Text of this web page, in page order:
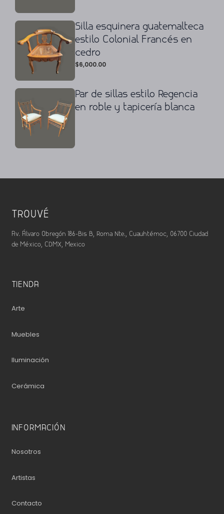
Silla esquinera guatemalteca
estilo Colonial Francés en
cedro
$6,000.00
Par de sillas estilo Regencia
en roble y tapicería blanca
TROUVÉ
Av. Álvaro Obregón 186-Bis B, Roma Nte., Cuauhtémoc, 06700 Ciudad
de México, CDMX, Mexico
TIENDA
Arte
Muebles
Iluminación
Cerámica
INFORMACIÓN
Nosotros
Artistas
Contacto